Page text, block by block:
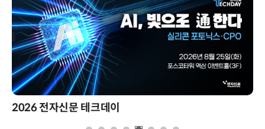
2026 전자신문 테크데이